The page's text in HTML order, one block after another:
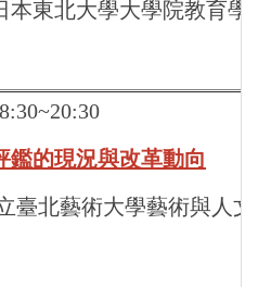
本東北大學大學院教育學
鑑的現況與改革動向
立臺北藝術大學藝術與人